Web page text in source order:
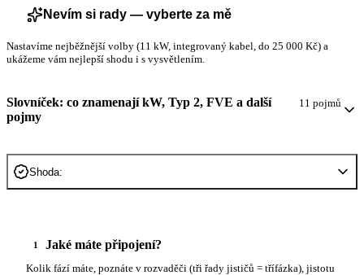
Nevím si rady — vyberte za mě
Nastavíme nejběžnější volby (11 kW, integrovaný kabel, do 25 000 Kč) a
ukážeme vám nejlepší shodu i s vysvětlením.
Slovníček: co znamenají kW, Typ 2, FVE a další
pojmy
11 pojmů
Shoda:
1 Jaké máte připojení?
Kolik fází máte, poznáte v rozvaděči (tři řady jističů = třífázka), jistotu